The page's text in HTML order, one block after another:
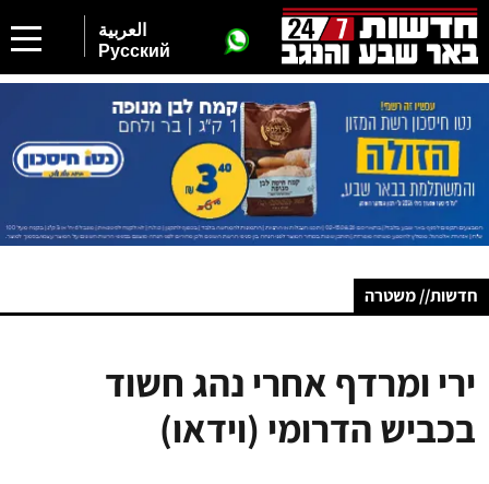
العربية
Русский
חדשות// משטרה
ירי ומרדף אחרי נהג חשוד
בכביש הדרומי (וידאו)